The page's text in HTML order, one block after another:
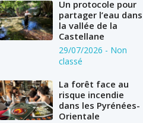
Un protocole pour
partager l’eau dans
la vallée de la
Castellane
29/07/2026 - Non
classé
La forêt face au
risque incendie
dans les Pyrénées-
Orientale